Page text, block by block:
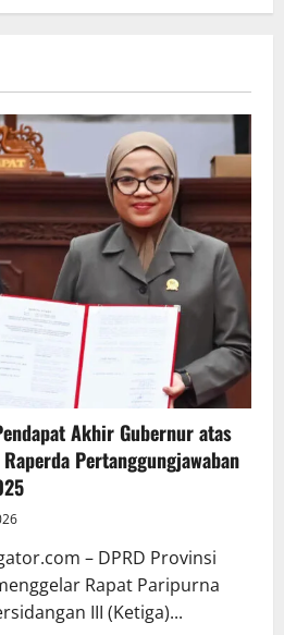
Akhir Gubernur atas
Pertanggungjawaban
– DPRD Provinsi
Rapat Paripurna
III (Ketiga)...